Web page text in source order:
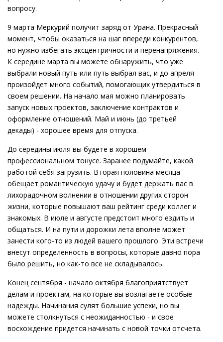
вопросу.
9 марта Меркурий получит заряд от Урана. Прекрасный
момент, чтобы оказаться на шаг впереди конкурентов,
но нужно избегать эксцентричности и перенапряжения.
К середине марта вы можете обнаружить, что уже
выбрали новый путь или путь выбрал вас, и до апреля
произойдет много событий, помогающих утвердиться в
своем решении. На начало мая можно планировать
запуск новых проектов, заключение контрактов и
оформление отношений. Май и июнь (до третьей
декады) - хорошее время для отпуска.
До середины июля вы будете в хорошем
профессиональном тонусе. Заранее подумайте, какой
работой себя загрузить. Вторая половина месяца
обещает романтическую удачу и будет держать вас в
лихорадочном волнении в отношении других сторон
жизни, которые повышают ваш рейтинг среди коллег и
знакомых. В июле и августе предстоит много ездить и
общаться. И на пути и дорожки лета вполне может
занести кого-то из людей вашего прошлого. Эти встречи
внесут определенность в вопросы, которые давно пора
было решить, но как-то все не складывалось.
Конец сентября - начало октября благоприятствует
делам и проектам, на которые вы возлагаете особые
надежды. Начинания сулят большие успехи, но вы
можете столкнуться с неожиданностью - и свое
восхождение придется начинать с новой точки отсчета.